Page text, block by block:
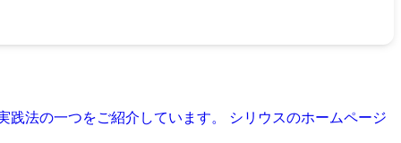
法の一つをご紹介しています。 シリウスのホームページ